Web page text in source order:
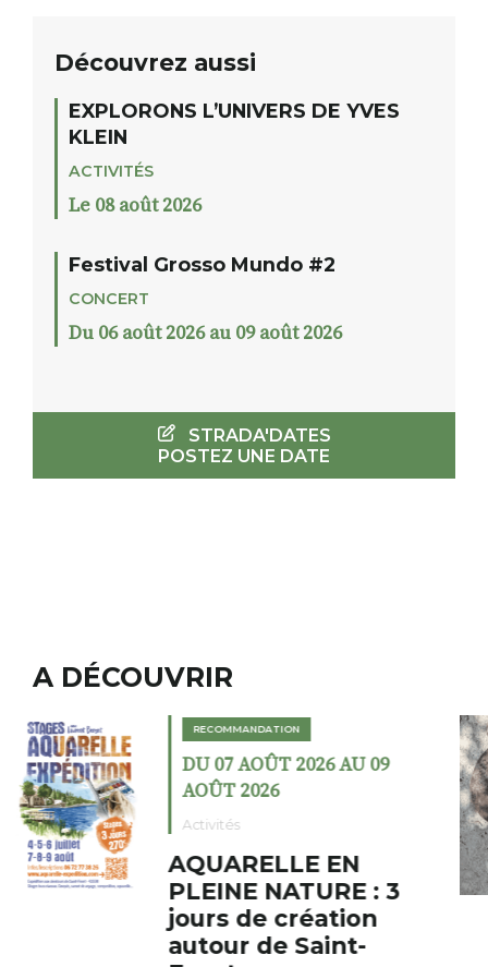
Découvrez aussi
EXPLORONS L’UNIVERS DE YVES
KLEIN
ACTIVITÉS
Le 08 août 2026
Festival Grosso Mundo #2
CONCERT
Du 06 août 2026 au 09 août 2026
STRADA'DATES
POSTEZ UNE DATE
A DÉCOUVRIR
RECOMMANDATION
DU 02 AOÛT 2026 AU 23
AOÛT 2026
Expositions
Cochon charbon au
fumoir
Le Fumoir est une sorte de
cabinet de curiosités. Son